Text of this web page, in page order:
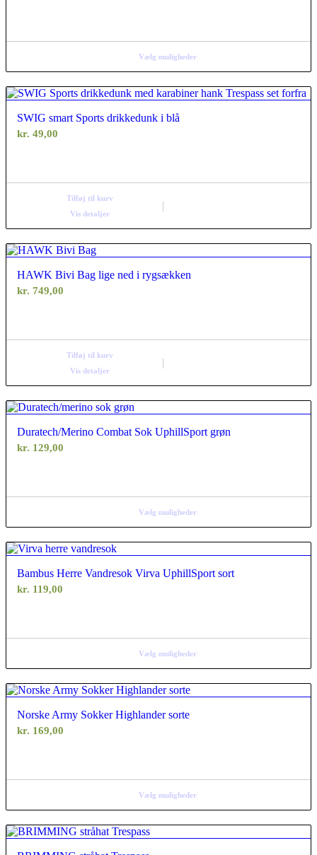
Vælg muligheder
SWIG smart Sports drikkedunk i blå
kr. 49,00
Tilføj til kurv
Vis detaljer
HAWK Bivi Bag lige ned i rygsækken
kr. 749,00
Tilføj til kurv
Vis detaljer
Duratech/Merino Combat Sok UphillSport grøn
kr. 129,00
Vælg muligheder
Bambus Herre Vandresok Virva UphillSport sort
kr. 119,00
Vælg muligheder
Norske Army Sokker Highlander sorte
kr. 169,00
Vælg muligheder